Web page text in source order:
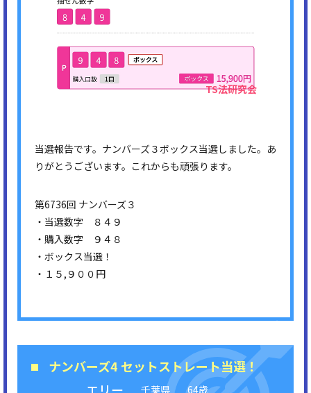
当選報告です。ナンバーズ３ボックス当選しました。あ
りがとうございます。これからも頑張ります。
第6736回 ナンバーズ３
・当選数字 ８４９
・購入数字 ９４８
・ボックス当選！
・１５,９００円
ナンバーズ4 セットストレート当選！
エリー
千葉県 64歳